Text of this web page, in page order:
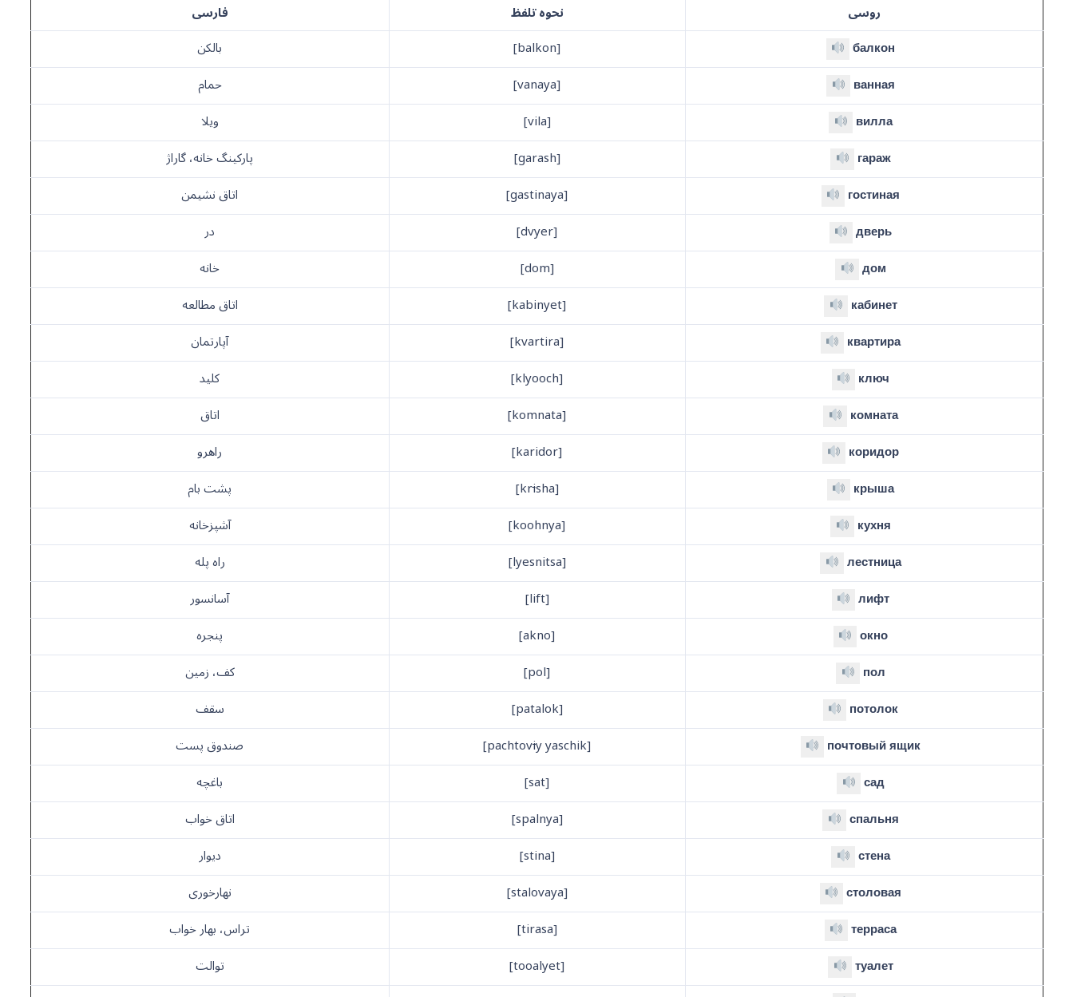
روسی نحوه تلفظ
فارسی
балкон
[balkon]
بالکن
ванная
[vanaya]
حمام
вилла
[vila]
ویلا
гараж
[garash]
پارکینگ خانه، گاراژ
гостиная
[gastinaya]
اتاق نشیمن
дверь
[dvyer]
در
дом
[dom]
خانه
кабинет
[kabinyet]
اتاق مطالعه
квартира
[kvartira]
آپارتمان
ключ
[klyooch]
کلید
комната
[komnata]
اتاق
коридор
[karidor]
راهرو
крыша
[kr
isha]
پشت بام
кухня
[koohnya]
آشپزخانه
лестница
[lyesnitsa]
راه پله
лифт
[lift]
آسانسور
окно
[akno]
پنجره
пол
[pol]
کف، زمین
потолок
[patalok]
سقف
почтовый ящик
[pachtov
iy yaschik]
صندوق پست
сад
[sat]
باغچه
спальня
[spalnya]
اتاق خواب
стена
[stina]
دیوار
столовая
[stalovaya]
نهارخوری
терраса
[tirasa]
تراس، بهار خواب
туалет
[tooalyet]
توالت